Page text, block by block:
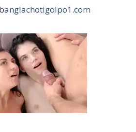
banglachotigolpo1.com